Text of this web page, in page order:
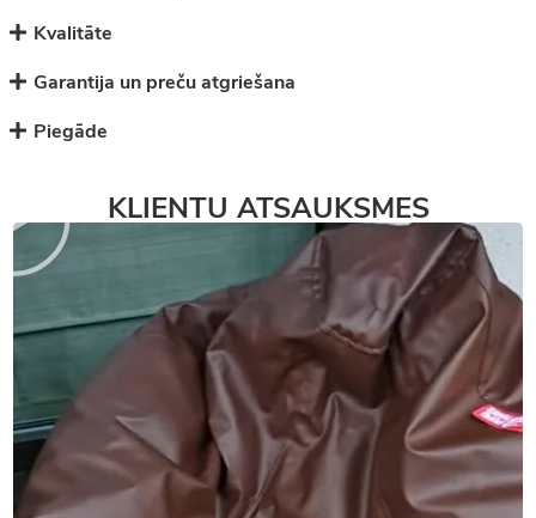
Kvalitāte
Garantija un preču atgriešana
Piegāde
KLIENTU ATSAUKSMES